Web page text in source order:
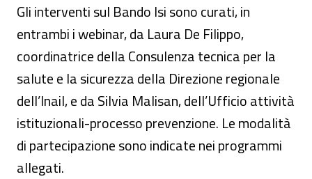
Gli interventi sul Bando Isi sono curati, in
entrambi i webinar, da Laura De Filippo,
coordinatrice della Consulenza tecnica per la
salute e la sicurezza della Direzione regionale
dell’Inail, e da Silvia Malisan, dell’Ufficio attività
istituzionali-processo prevenzione. Le modalità
di partecipazione sono indicate nei programmi
allegati.